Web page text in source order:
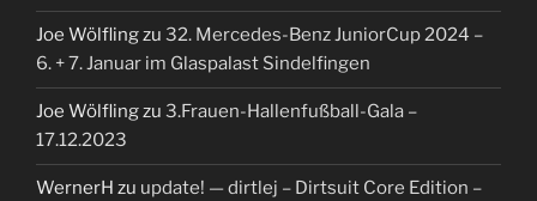
Joe Wölflingzu 32. Mercedes-Benz JuniorCup 2024 –
6. + 7. Januar im Glaspalast Sindelfingen
Joe Wölflingzu 3.Frauen-Hallenfußball-Gala –
17.12.2023
WernerH zu update! — dirtlej – Dirtsuit Core Edition –